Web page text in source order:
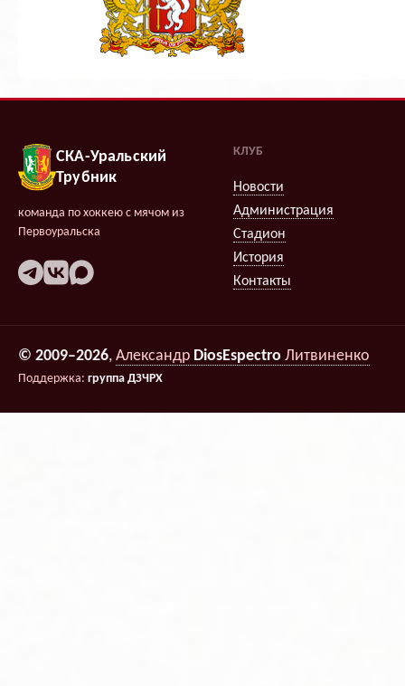
СКА-Уральский
Трубник
команда по хоккею с мячом из
Первоуральска
КЛУБ
Новости
Администрация
Стадион
История
Контакты
© 2009–2026, Александр DiosEspectro Литвиненко
Поддержка: группа ДЗЧРХ